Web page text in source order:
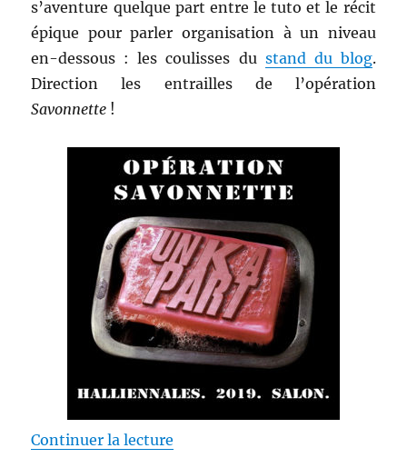
s’aventure quelque part entre le tuto et le récit
épique pour parler organisation à un niveau
en-dessous : les coulisses du stand du blog.
Direction les entrailles de l’opération
Savonnette !
Continuer la lecture